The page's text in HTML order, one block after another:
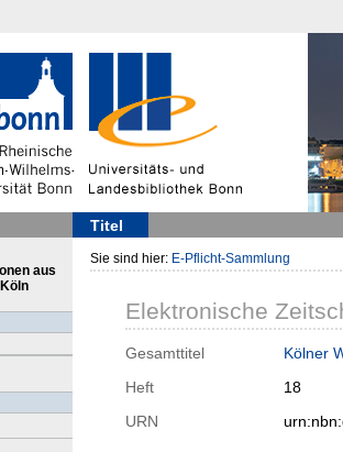
Titel
aus
Sie sind hier: E-Pflicht-Sammlung
Elektronische
Gesamttitel
Kölner
Heft
18
URN